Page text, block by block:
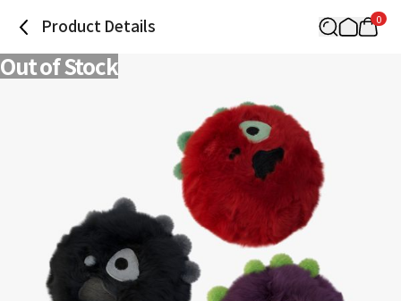
Product Details 0
Out of Stock